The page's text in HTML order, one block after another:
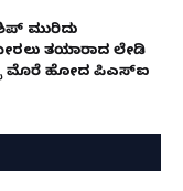
ಮುರಿದು
ತಯಾರಾದ ಲೇಡಿ
ಮೊರೆ ಹೋದ ಪಿಎಸ್ಐ